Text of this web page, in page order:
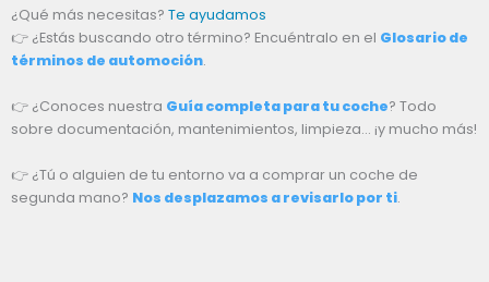
¿Qué más necesitas? Te ayudamos
👉 ¿Estás buscando otro término? Encuéntralo en el Glosario de
términos de automoción.
👉 ¿Conoces nuestra Guía completa para tu coche? Todo
sobre documentación, mantenimientos, limpieza… ¡y mucho más!
👉 ¿Tú o alguien de tu entorno va a comprar un coche de
segunda mano? Nos desplazamos a revisarlo por ti.